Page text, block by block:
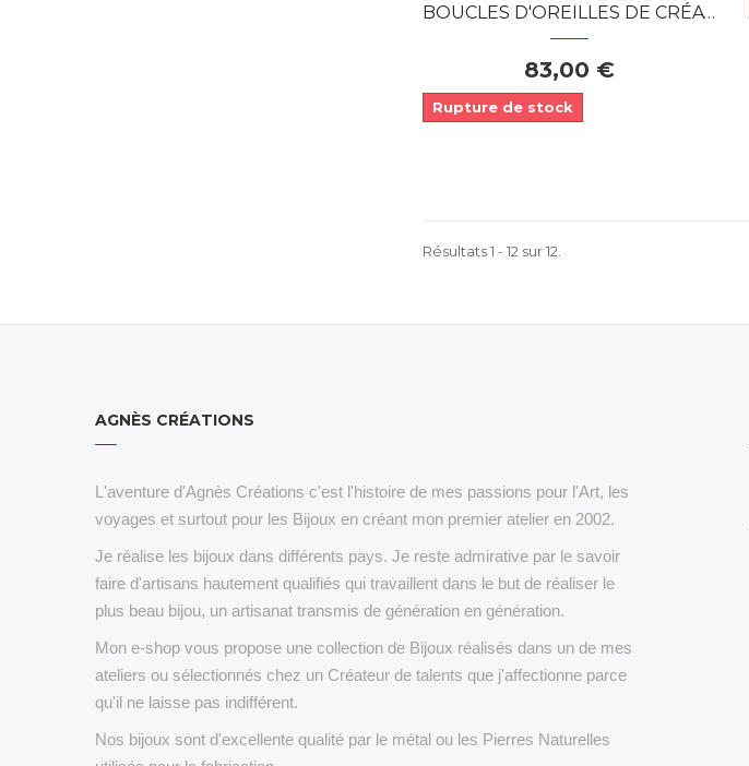
BOUCLES D'OREILLES DE CRÉATEUR ORNÉE...
83,00 €
Rupture de stock
Résultats 1 - 12 sur 12.
AGNÈS CRÉATIONS
L'aventure d'Agnès Créations c'est l'histoire de mes passions pour l'Art, les
voyages et surtout pour les Bijoux en créant mon premier atelier en 2002.
Je réalise les bijoux dans différents pays. Je reste admirative par le savoir
faire d'artisans hautement qualifiés qui travaillent dans le but de réaliser le
plus beau bijou, un artisanat transmis de génération en génération.
Mon e-shop vous propose une collection de Bijoux réalisés dans un de mes
ateliers ou sélectionnés chez un Créateur de talents que j'affectionne parce
qu'il ne laisse pas indifférent.
Nos bijoux sont d'excellente qualité par le métal ou les Pierres Naturelles